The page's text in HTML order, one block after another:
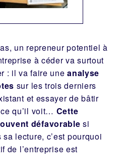
un repreneur potentiel à
à céder va surtout
: il va faire uneanalyse
sur les trois derniers
et essayer de bâtir
qu’il voit… Cette
défavorable si
lecture, c’est pourquoi
de l’entreprise est